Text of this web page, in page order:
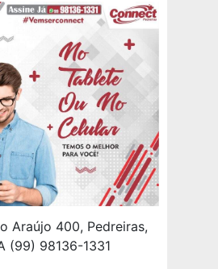
Araújo 400, Pedreiras,
(99) 98136-1331